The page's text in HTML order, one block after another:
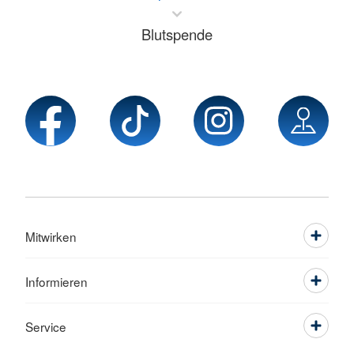
Blutspende
Mitwirken
Informieren
Service